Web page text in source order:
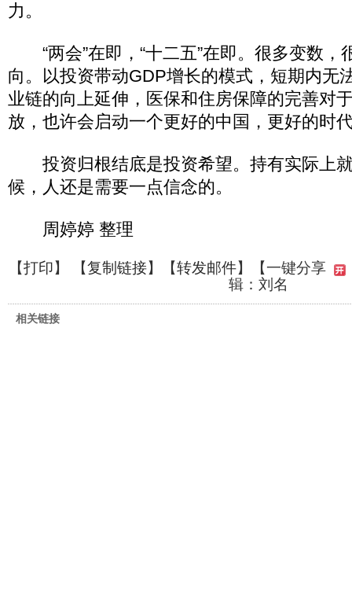
力。
“两会”在即，“十二五”在即。很多变数，
向。以投资带动GDP增长的模式，短期内无
业链的向上延伸，医保和住房保障的完善对
放，也许会启动一个更好的中国，更好的时
投资归根结底是投资希望。持有实际上
候，人还是需要一点信念的。
周婷婷 整理
【打印】 【复制链接】【转发邮件】
【一键分享
辑：刘名
相关链接